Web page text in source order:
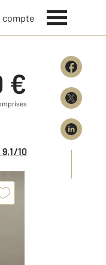
compte
€
10